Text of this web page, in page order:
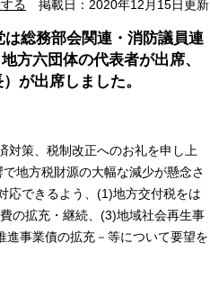
る 掲載日：2020年12月15日更新
総務部会関連・消防議員連
方六団体の代表者が出席、
が出席しました。
対策、税制改正へのお礼を申し上
地方税財源の大幅な減少が懸念さ
応できるよう、(1)地方交付税をは
の拡充・継続、(3)地域社会再生事
事業債の拡充－等について要望を